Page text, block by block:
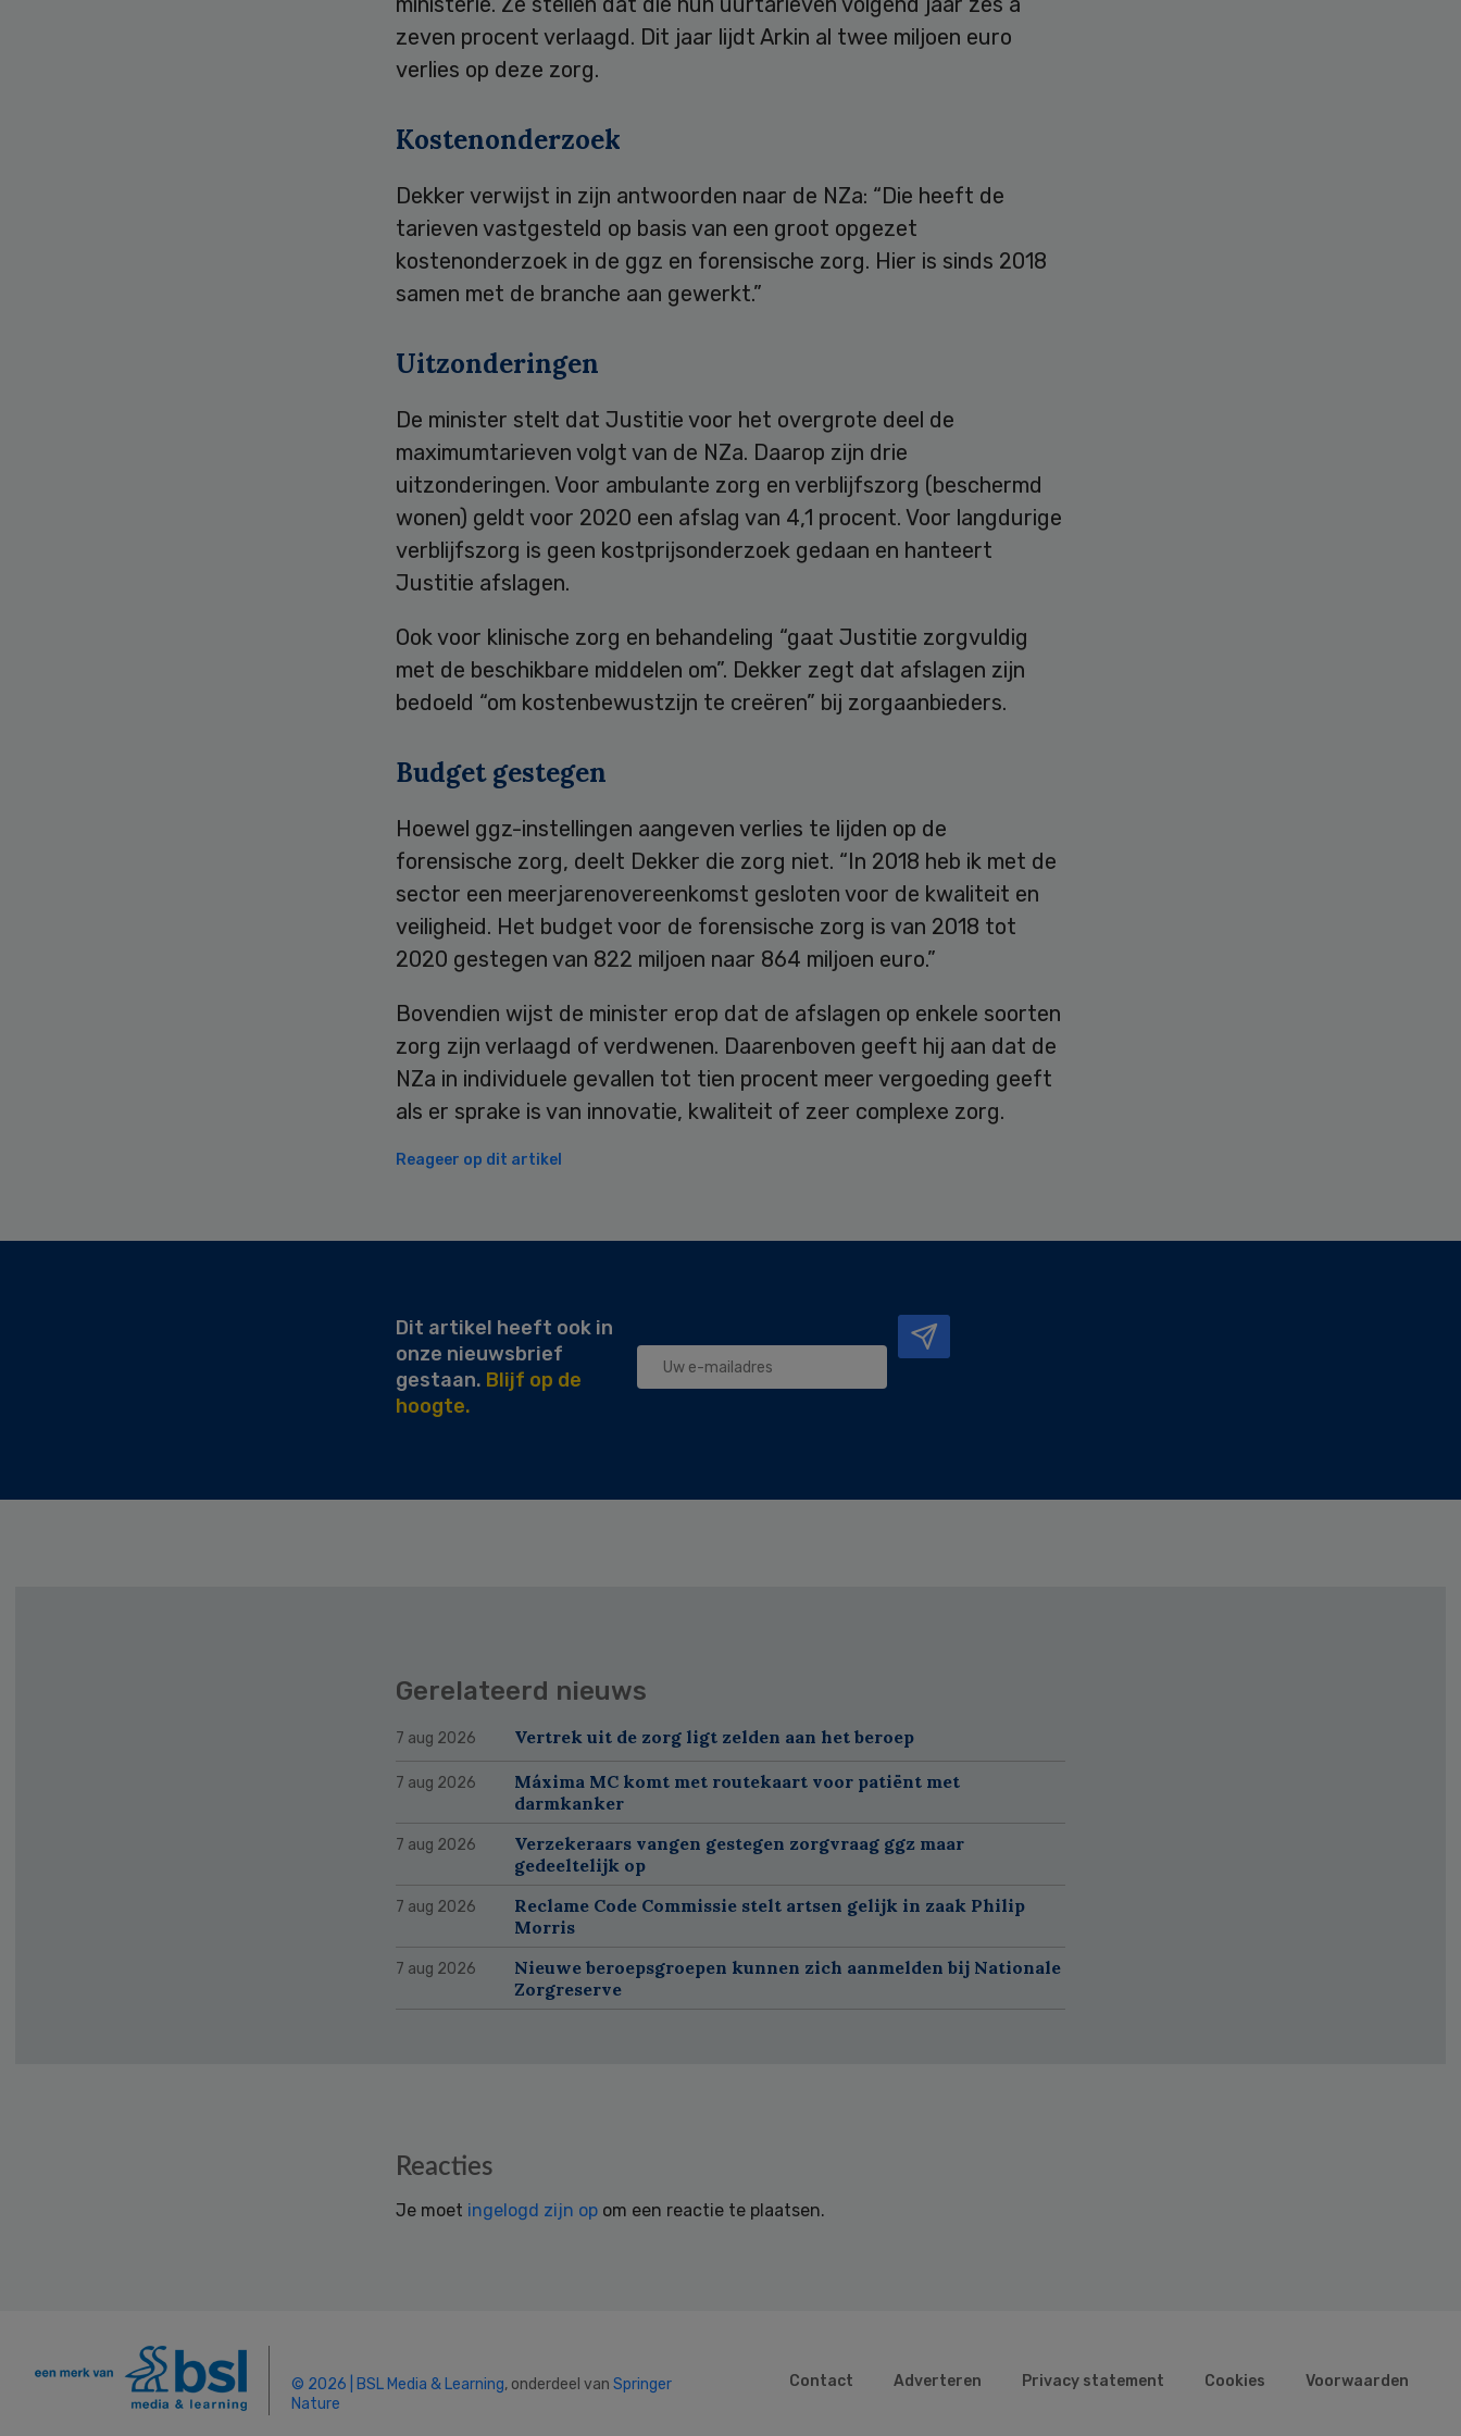
zeven procent verlaagd. Dit jaar lijdt Arkin al twee miljoen euro
verlies op deze zorg.
Kostenonderzoek
Dekker verwijst in zijn antwoorden naar de NZa: “Die heeft de
tarieven vastgesteld op basis van een groot opgezet
kostenonderzoek in de ggz en forensische zorg. Hier is sinds 2018
samen met de branche aan gewerkt.”
Uitzonderingen
De minister stelt dat Justitie voor het overgrote deel de
maximumtarieven volgt van de NZa. Daarop zijn drie
uitzonderingen. Voor ambulante zorg en verblijfszorg (beschermd
wonen) geldt voor 2020 een afslag van 4,1 procent. Voor langdurige
verblijfszorg is geen kostprijsonderzoek gedaan en hanteert
Justitie afslagen.
Ook voor klinische zorg en behandeling “gaat Justitie zorgvuldig
met de beschikbare middelen om”. Dekker zegt dat afslagen zijn
bedoeld “om kostenbewustzijn te creëren” bij zorgaanbieders.
Budget gestegen
Hoewel ggz-instellingen aangeven verlies te lijden op de
forensische zorg, deelt Dekker die zorg niet. “In 2018 heb ik met de
sector een meerjarenovereenkomst gesloten voor de kwaliteit en
veiligheid. Het budget voor de forensische zorg is van 2018 tot
2020 gestegen van 822 miljoen naar 864 miljoen euro.”
Bovendien wijst de minister erop dat de afslagen op enkele soorten
zorg zijn verlaagd of verdwenen. Daarenboven geeft hij aan dat de
NZa in individuele gevallen tot tien procent meer vergoeding geeft
als er sprake is van innovatie, kwaliteit of zeer complexe zorg.
Reageer op dit artikel
Secondary
Dit artikel heeft ook in
onze nieuwsbrief
gestaan. Blijf op de
hoogte.
Gerelateerd nieuws
7 aug 2026 Vertrek uit de zorg ligt zelden aan het beroep
7 aug 2026
Máxima MC komt met routekaart voor patiënt met
darmkanker
7 aug 2026
Verzekeraars vangen gestegen zorgvraag ggz maar
gedeeltelijk op
7 aug 2026
Reclame Code Commissie stelt artsen gelijk in zaak Philip
Morris
7 aug 2026
Nieuwe beroepsgroepen kunnen zich aanmelden bij Nationale
Zorgreserve
Reacties
Je moet ingelogd zijn op om een reactie te plaatsen.
© 2026 | BSL Media & Learning, onderdeel van Springer
Nature
Contact Adverteren Privacy statement Cookies Voorwaarden